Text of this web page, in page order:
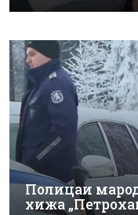
Полицаи
хижа